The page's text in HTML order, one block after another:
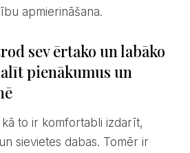
apmierināšana.
sev ērtako un labāko
pienākumus un
sievietes dabas. Tomēr ir